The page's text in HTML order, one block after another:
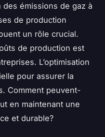
émissions de gaz à
de production
un rôle crucial.
de production est
L’optimisation
pour assurer la
Comment peuvent-
en maintenant une
et durable?